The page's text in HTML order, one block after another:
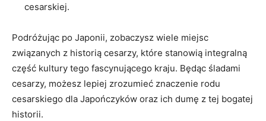
cesarskiej.
Podróżując po ‍Japonii, zobaczysz wiele miejsc
związanych z⁢ historią cesarzy, które stanowią integralną
część kultury tego fascynującego kraju. ⁣Będąc śladami
cesarzy, możesz lepiej zrozumieć znaczenie rodu
cesarskiego dla Japończyków oraz ich dumę z tej bogatej
historii.